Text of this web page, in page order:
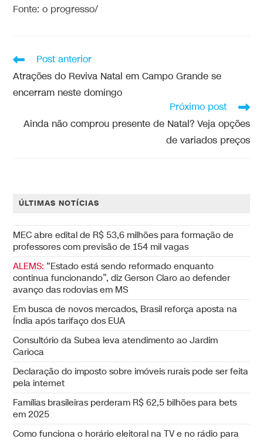
Fonte: o progresso/
Post anterior
Atrações do Reviva Natal em Campo Grande se
encerram neste domingo
Próximo post
Ainda não comprou presente de Natal? Veja opções
de variados preços
ÚLTIMAS NOTÍCIAS
MEC abre edital de R$ 53,6 milhões para formação de
professores com previsão de 154 mil vagas
ALEMS: “Estado está sendo reformado enquanto
continua funcionando”, diz Gerson Claro ao defender
avanço das rodovias em MS
Em busca de novos mercados, Brasil reforça aposta na
Índia após tarifaço dos EUA
Consultório da Subea leva atendimento ao Jardim
Carioca
Declaração do imposto sobre imóveis rurais pode ser feita
pela internet
Famílias brasileiras perderam R$ 62,5 bilhões para bets
em 2025
Como funciona o horário eleitoral na TV e no rádio para